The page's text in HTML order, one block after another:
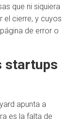
que ni siquiera
el cierre, y cuyos
de error o
startups
apunta a
es la falta de